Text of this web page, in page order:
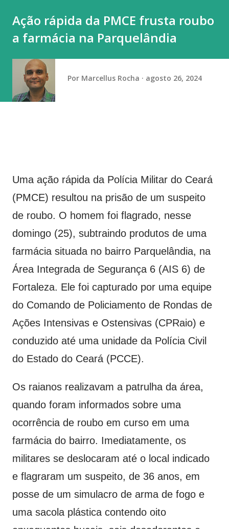
de autoria Antônio Barros, mais conhecida na interpretada
por Ney Matogrosso. Quem também brilhou hoje no topo
paralelas) e Yuri Guimarães (salto). Flavinha começou o
domingo (9) com exibição de alto nível de dificuldade na
trave. Cravou a nota mais alta (13.866) que lhe valeu o
Ação rápida da PMCE frusta roubo
a farmácia na Parquelândia
Por Marcellus Rocha agosto 26, 2024
Uma ação rápida da Polícia Militar do Ceará
(PMCE) resultou na prisão de um suspeito
de roubo. O homem foi flagrado, nesse
domingo (25), subtraindo produtos de uma
farmácia situada no bairro Parquelândia, na
Área Integrada de Segurança 6 (AIS 6) de
Fortaleza. Ele foi capturado por uma equipe
do Comando de Policiamento de Rondas de
Ações Intensivas e Ostensivas (CPRaio) e
conduzido até uma unidade da Polícia Civil
do Estado do Ceará (PCCE).
Os raianos realizavam a patrulha da área,
quando foram informados sobre uma
ocorrência de roubo em curso em uma
farmácia do bairro. Imediatamente, os
militares se deslocaram até o local indicado
e flagraram um suspeito, de 36 anos, em
posse de um simulacro de arma de fogo e
uma sacola plástica contendo oito